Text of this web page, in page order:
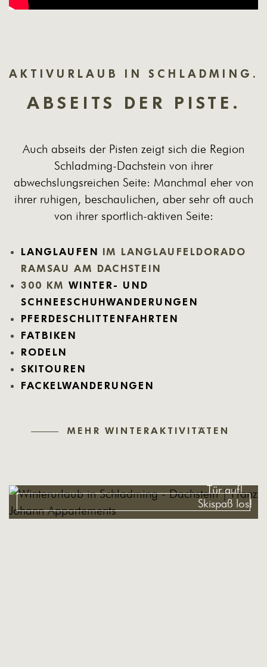
AKTIVURLAUB IN SCHLADMING.
ABSEITS DER PISTE.
Auch abseits der Pisten zeigt sich die Region
Schladming-Dachstein von ihrer
abwechslungsreichen Seite: Manchmal eher von
ihrer ruhigen, beschaulichen, aber sehr oft auch
von ihrer sportlich-aktiven Seite:
LANGLAUFEN IM LANGLAUFELDORADO
RAMSAU AM DACHSTEIN
300 KM WINTER- UND
SCHNEESCHUHWANDERUNGEN
PFERDESCHLITTENFAHRTEN
FATBIKEN
RODELN
SKITOUREN
FACKELWANDERUNGEN
MEHR WINTERAKTIVITÄTEN
Tür auf!
Skispaß los!